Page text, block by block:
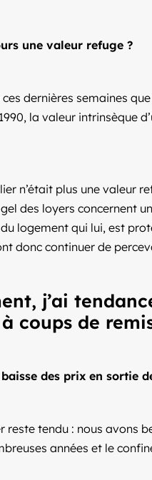
une valeur refuge ?
dernières semaines
la valeur intrinsèque
n’était plus une valeur
des loyers concernent
logement qui lui, est
donc continuer de
j’ai
coups de
des prix en sortie
reste tendu : nous avons
années et le